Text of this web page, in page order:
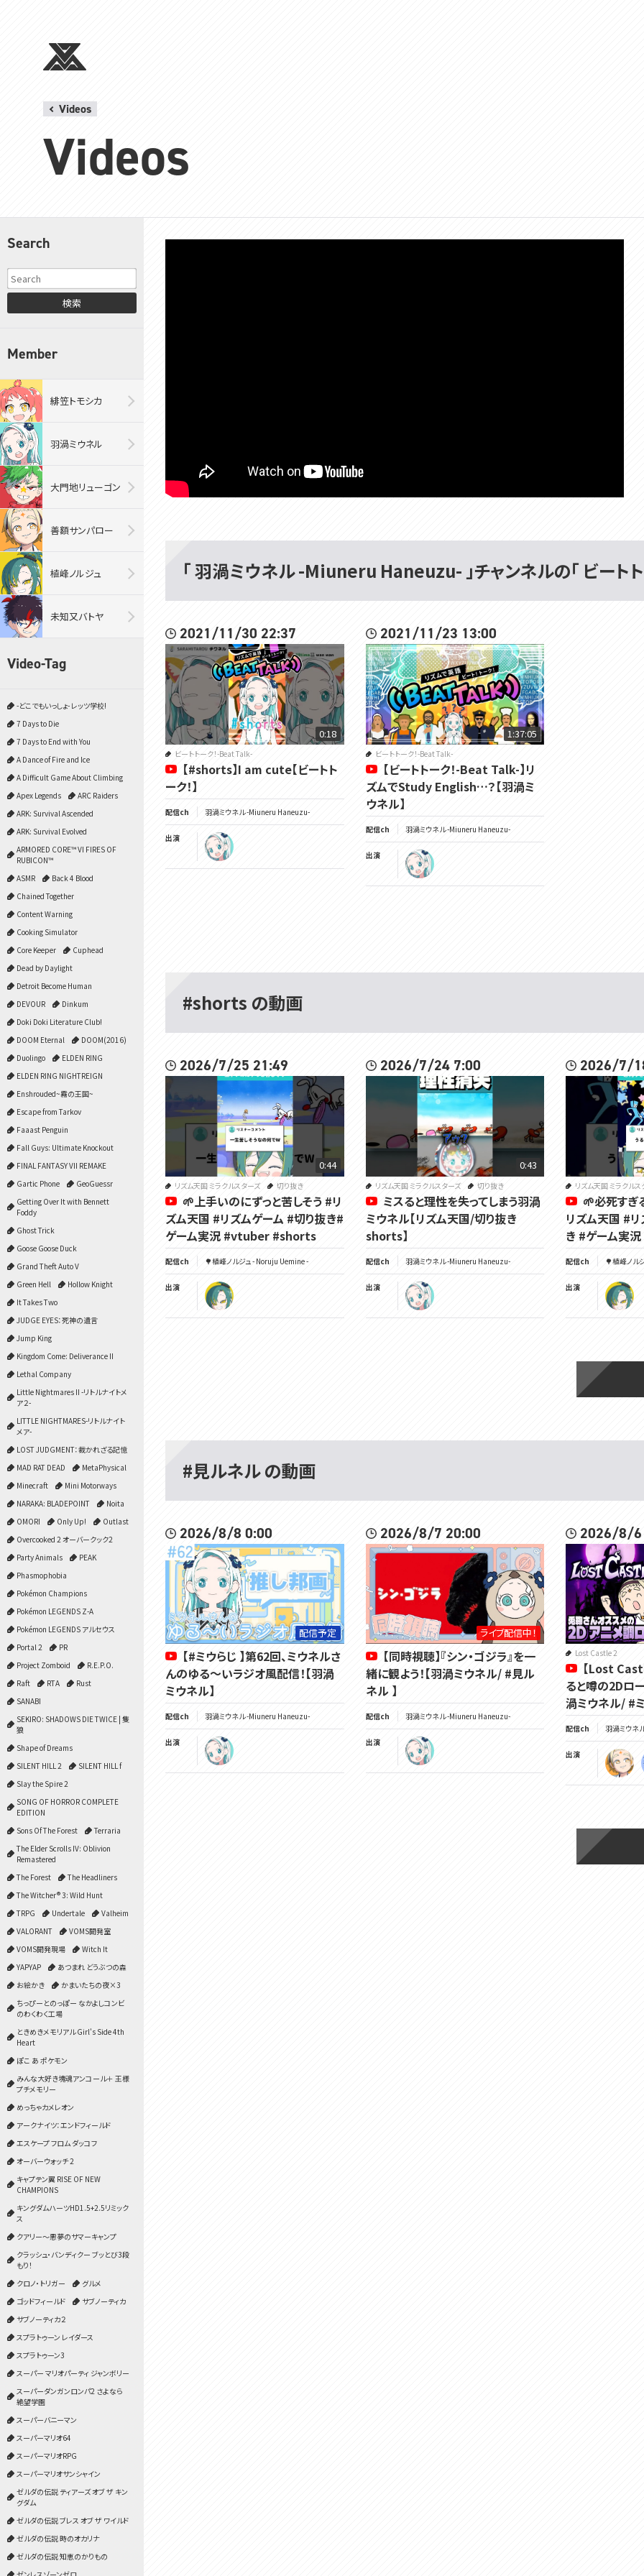
Videos
Videos
Search
検索
Member
緋笠トモシカ
羽渦ミウネル
大門地リューゴン
善額サンパロー
植峰ノルジュ
未知又バトヤ
Video-Tag
-どこでもいっしょ- レッツ学校!
7 Days to Die
7 Days to End with You
A Dance of Fire and Ice
A Difficult Game About Climbing
Apex Legends
ARC Raiders
ARK: Survival Ascended
ARK: Survival Evolved
ARMORED CORE™ VI FIRES OF
RUBICON™
ASMR
Back 4 Blood
Chained Together
Content Warning
Cooking Simulator
Core Keeper
Cuphead
Dead by Daylight
Detroit Become Human
DEVOUR
Dinkum
Doki Doki Literature Club!
DOOM Eternal
DOOM(2016)
Duolingo
ELDEN RING
ELDEN RING NIGHTREIGN
Enshrouded~霧の王国~
Escape from Tarkov
Faaast Penguin
Fall Guys: Ultimate Knockout
FINAL FANTASY VII REMAKE
Gartic Phone
GeoGuessr
Getting Over It with Bennett
Foddy
Ghost Trick
Goose Goose Duck
Grand Theft Auto V
Green Hell
Hollow Knight
It Takes Two
JUDGE EYES：死神の遺言
Jump King
Kingdom Come: Deliverance II
Lethal Company
Little Nightmares II -リトルナイトメ
ア２-
LITTLE NIGHTMARES-リトルナイト
メア-
LOST JUDGMENT：裁かれざる記憶
MAD RAT DEAD
MetaPhysical
Minecraft
Mini Motorways
NARAKA: BLADEPOINT
Noita
OMORI
Only Up!
Outlast
Overcooked 2 オーバークック2
Party Animals
PEAK
Phasmophobia
Pokémon Champions
Pokémon LEGENDS Z-A
Pokémon LEGENDS アルセウス
Portal 2
PR
Project Zomboid
R.E.P.O.
Raft
RTA
Rust
SANABI
SEKIRO: SHADOWS DIE TWICE | 隻
狼
Shape of Dreams
SILENT HILL 2
SILENT HILL f
Slay the Spire 2
SONG OF HORROR COMPLETE
EDITION
Sons Of The Forest
Terraria
The Elder Scrolls IV: Oblivion
Remastered
The Forest
The Headliners
The Witcher® 3: Wild Hunt
TRPG
Undertale
Valheim
VALORANT
VOMS開発室
VOMS開発現場
Witch It
YAPYAP
あつまれ どうぶつの森
お絵かき
かまいたちの夜×3
ちっぴーとのっぽー なかよしコンビ
のわくわく工場
ときめきメモリアル Girl's Side 4th
Heart
ぽこ あ ポケモン
みんな大好き塊魂アンコール＋ 王様
プチメモリー
めっちゃカメレオン
アークナイツ：エンドフィールド
エスケープ フロム ダッコフ
オーバーウォッチ 2
キャプテン翼 RISE OF NEW
CHAMPIONS
キングダムハーツHD1.5+2.5リミック
ス
クアリー～悪夢のサマーキャンプ
クラッシュ・バンディクー ブッとび3段
もり！
クロノ・トリガー
グルメ
ゴッドフィールド
サブノーティカ
サブノーティカ２
スプラトゥーン レイダース
スプラトゥーン3
スーパー マリオパーティ ジャンボリー
スーパーダンガンロンパ2 さよなら
絶望学園
スーパーバニーマン
スーパーマリオ64
スーパーマリオRPG
スーパーマリオサンシャイン
ゼルダの伝説 ティアーズ オブ ザ キン
グダム
ゼルダの伝説 ブレス オブ ザ ワイルド
ゼルダの伝説 時のオカリナ
ゼルダの伝説 知恵のかりもの
「 羽渦ミウネル -Miuneru Haneuzu- 」チャンネルの「 ビート
2021/11/30 22:37
0:18
ビートトーク！-Beat Talk-
【#shorts】I am cute【ビートト
ーク！】
配信ch 羽渦ミウネル -Miuneru Haneuzu-
出演
2021/11/23 13:00
1:37:05
ビートトーク！-Beat Talk-
【ビートトーク！-Beat Talk-】リ
ズムでStudy English…？【羽渦ミ
ウネル】
配信ch 羽渦ミウネル -Miuneru Haneuzu-
出演
#shorts の動画
2026/7/25 21:49
0:44
リズム天国 ミラクルスターズ 切り抜き
🌱上手いのにずっと苦しそう #リ
ズム天国 #リズムゲーム #切り抜き#
ゲーム実況 #vtuber #shorts
配信ch 🌳植峰ノルジュ - Noruju Uemine -
出演
2026/7/24 7:00
0:43
リズム天国 ミラクルスターズ 切り抜き
ミスると理性を失ってしまう羽渦
ミウネル【リズム天国/切り抜き
shorts】
配信ch 羽渦ミウネル -Miuneru Haneuzu-
出演
2026/7/
リズム天国 ミラクルス
🌱必死すぎ
リズム天国 #
き #ゲーム実
配信ch 🌳植峰ノル
出演
#見ルネル の動画
2026/8/8 0:00
配信予定
【#ミウらじ 】第62回、ミウネルさ
んのゆる～いラジオ風配信！【羽渦
ミウネル】
配信ch 羽渦ミウネル -Miuneru Haneuzu-
出演
2026/8/7 20:00
ライブ配信中！
【同時視聴】『シン・ゴジラ』を一
緒に観よう！【羽渦ミウネル/ #見ル
ネル 】
配信ch 羽渦ミウネル -Miuneru Haneuzu-
出演
2026/8/6
Lost Castle 2
【Lost
ると噂の2Dロ
渦ミウネル/ #
配信ch 羽渦ミウネ
出演